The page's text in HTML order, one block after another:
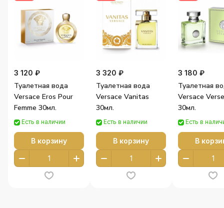
3 120 ₽
Туалетная вода
Versace Eros Pour
Femme 30мл.
Есть в наличии
В корзину
3 320 ₽
Туалетная вода
Versace Vanitas
30мл.
Есть в наличии
В корзину
3 180 ₽
Туалетная
Versace
30мл.
Есть в
В